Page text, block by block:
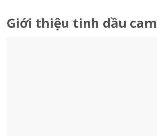
Giới thiệu tinh dầu